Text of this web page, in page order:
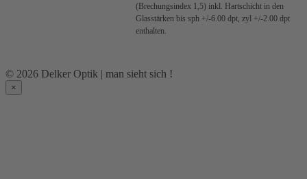
(Brechungsindex 1,5) inkl. Hartschicht in den
Glasstärken bis sph +/-6.00 dpt, zyl +/-2.00 dpt
enthalten.
© 2026 Delker Optik | man sieht sich !
×